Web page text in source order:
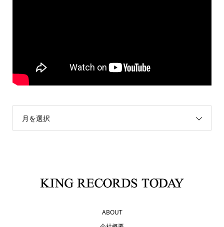
月を選択
ABOUT